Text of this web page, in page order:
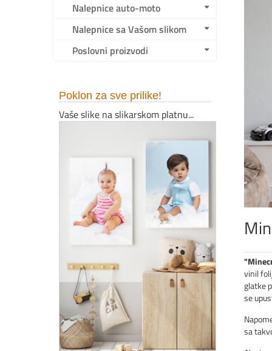
Nalepnice auto-moto
Nalepnice sa Vašom slikom
Poslovni proizvodi
Poklon za sve prilike!
Vaše slike na slikarskom platnu...
vinil
glatke
se
sa